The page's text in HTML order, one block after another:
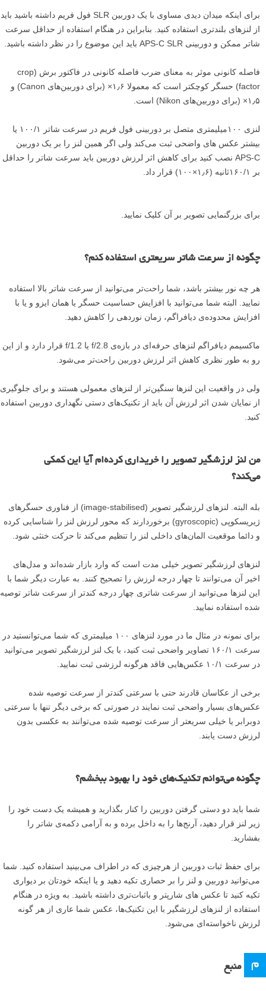
برای اینکه میدان دیدی مساوی با یک دوربین SLR فول فریم داشته باشید باید
از لنز‌های بلند‌تری استفاده کنید. بنابراین در هنگام استفاده از حداقل سرعت
شاتر ممکن و دوربینی APS-C SLR باید این موضوع را در نظر داشته باشید.
فاصله کانونی موثر به معنای ضرب فاصله کانونی در فاکتور برش (crop
factor) حسگر کوچکتر است که معمولا ۱٫۶× (برای دوربین‌های Canon) و
۱٫۵× (برای دوربین‌های Nikon) است.
لنزی ۱۰۰میلیمتری متصل بر دوربینی فول فریم در سرعت شاتر ۱۰۰/۱ یا
بیشتر عکس های واضحی ثبت می‌کند ولی اگر همین لنز را بر یک دوربین
APS-C نصب کنید برای کاهش اثر لرزش دوربین باید سرعت شاتر را حداقل
بر ۱۶۰/۱ثانیه (۱٫۶×۱۰۰) قرار داد.
برای بزرگنمایی تصویر بر آن کلیک نمایید.
چگونه از سرعت شاتر سریعتری استفاده کنم؟
هر چه نور بیشتر باشد، شما راحت‌تر می‌توانید از سرعت شاتر بالا استفاده
نمایید. البته شما می‌توانید با افزایش حساسیت حسگر یا همان ایزو و یا با
افزایش محدوده‌ی دیافراگم، زمان نوردهی را کاهش دهید.
ماکسیمم دیافراگم لنز‌های حرفه‌ای در بازه‌ی f/2.8 یا f/1.2 قرار دارد و از این
رو به طور نظری کاهش اثر لرزش دوربین راحت‌تر می‌شود.
ولی در واقعیت این لنز‌ها سنگین‌تر از لنز‌های معمولی هستند و برای جلوگیری
از نمایان شدن اثر لرزش آن باید از تکنیک‌های دستی نگهداری دوربین استفاده
کنید.
من لنز لرزشگیر تصویر را خریداری کرده‌ام آیا این کمکی‌
می‌کند؟
بله البته. لنز‌های لرزشگیر تصویر (image-stabilised) از فناوری حسگر‌های
ژیریسکوپی (gyroscopic) برخوردارند که محور لرزش لنز را شناسایی کرده
و دائما موقعیت المان‌های داخلی لنز را تنظیم می‌کند تا حرکت خنثی شود.
لنز‌های لرزشگیر تصویر خیلی مدت است که وارد بازار شده‌اند و مدل‌های
اخیر آن می‌توانند تا چهار درجه لرزش را تصحیح کنند. به عبارت دیگر شما با
این لنزها می‌توانید از سرعت شاتری چهار درجه کندتر از سرعت شاتر توصیه
شده استفاده نمایید.
برای نمونه در مثال ما در مورد لنز‌های ۱۰۰ میلیمتری که شما می‌توانستید در
سرعت ۱۶۰/۱ تصاویر واضحی ثبت کنید، با یک لنز لرزشگیر تصویر می‌توانید
در سرعت ۱۰/۱ عکس‌هایی فاقد هرگونه لرزشی ثبت نمایید.
برخی از عکاسان قادرند حتی با سرعتی کندتر از سرعت توصیه شده
عکس‌های بسیار واضحی ثبت نمایند در صورتی که برخی دیگر تنها با سرعتی
دوبرابر یا خیلی سریعتر از سرعت توصیه شده می‌توانند به عکسی بدون
لرزش دست یابند.
چگونه می‌توانم تکنیک‌های خود را بهبود ببخشم؟
شما باید دو دستی گرفتن دوربین را کنار بگذارید و همیشه یک دست خود را
زیر لنز قرار دهید، آرنج‌ها را به داخل برده و به آرامی دکمه‌ی شاتر را
بفشارید.
برای حفظ ثبات دوربین از هرچیزی که در اطراف می‌بینید استفاده کنید. شما
می‌توانید دوربین و لنز را بر حصاری تکیه دهید و یا اینکه خودتان بر دیواری
تکیه کنید تا عکس های شارپتر و باثبات‌تری داشته باشید. به ویژه در هنگام
استفاده از لنز‌های لرزشگیر با این تکنیک‌ها، عکس شما عاری از هر گونه
لرزش ناخواسته‌ای می‌شود.
م منبع